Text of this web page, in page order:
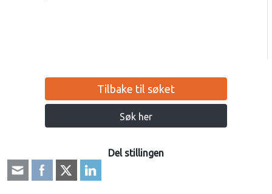
Tilbake til søket
Søk her
Del stillingen